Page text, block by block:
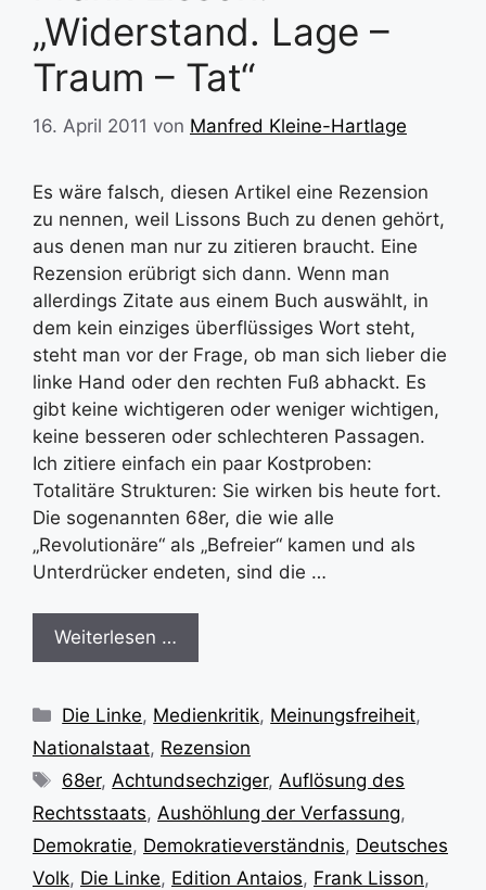
„Widerstand. Lage –
Traum – Tat“
16. April 2011 von Manfred Kleine-Hartlage
Es wäre falsch, diesen Artikel eine Rezension
zu nennen, weil Lissons Buch zu denen gehört,
aus denen man nur zu zitieren braucht. Eine
Rezension erübrigt sich dann. Wenn man
allerdings Zitate aus einem Buch auswählt, in
dem kein einziges überflüssiges Wort steht,
steht man vor der Frage, ob man sich lieber die
linke Hand oder den rechten Fuß abhackt. Es
gibt keine wichtigeren oder weniger wichtigen,
keine besseren oder schlechteren Passagen.
Ich zitiere einfach ein paar Kostproben:
Totalitäre Strukturen: Sie wirken bis heute fort.
Die sogenannten 68er, die wie alle
„Revolutionäre“ als „Befreier“ kamen und als
Unterdrücker endeten, sind die …
Weiterlesen …
Kategorien
Die Linke, Medienkritik, Meinungsfreiheit,
Nationalstaat, Rezension
Schlagwörter
68er,Achtundsechziger,Auflösung des
Rechtsstaats, Aushöhlung der Verfassung,
Demokratie, Demokratieverständnis, Deutsches
Volk, Die Linke, Edition Antaios, Frank Lisson,